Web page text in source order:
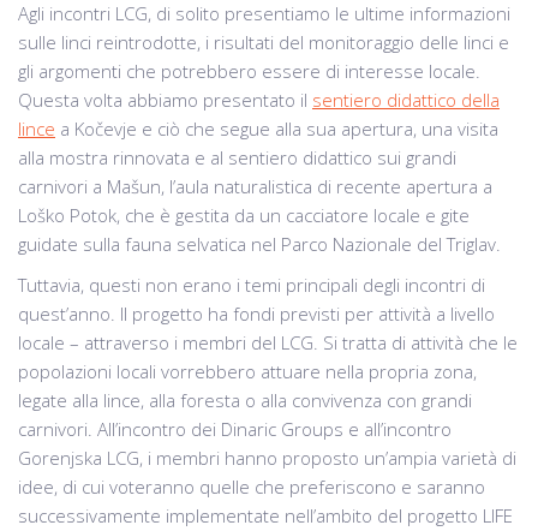
Agli incontri LCG, di solito presentiamo le ultime informazioni
sulle linci reintrodotte, i risultati del monitoraggio delle linci e
gli argomenti che potrebbero essere di interesse locale.
Questa volta abbiamo presentato il sentiero didattico della
lince a Kočevje e ciò che segue alla sua apertura, una visita
alla mostra rinnovata e al sentiero didattico sui grandi
carnivori a Mašun, l’aula naturalistica di recente apertura a
Loško Potok, che è gestita da un cacciatore locale e gite
guidate sulla fauna selvatica nel Parco Nazionale del Triglav.
Tuttavia, questi non erano i temi principali degli incontri di
quest’anno. Il progetto ha fondi previsti per attività a livello
locale – attraverso i membri del LCG. Si tratta di attività che le
popolazioni locali vorrebbero attuare nella propria zona,
legate alla lince, alla foresta o alla convivenza con grandi
carnivori. All’incontro dei Dinaric Groups e all’incontro
Gorenjska LCG, i membri hanno proposto un’ampia varietà di
idee, di cui voteranno quelle che preferiscono e saranno
successivamente implementate nell’ambito del progetto LIFE